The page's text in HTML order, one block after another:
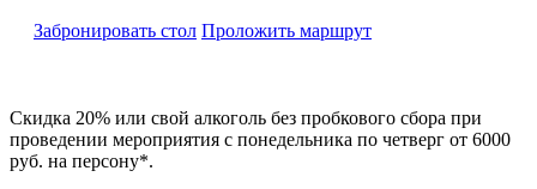
Забронировать стол Проложить маршрут
Скидка 20% или свой алкоголь без пробкового сбора при
проведении мероприятия с понедельника по четверг от 6000
руб. на персону*.